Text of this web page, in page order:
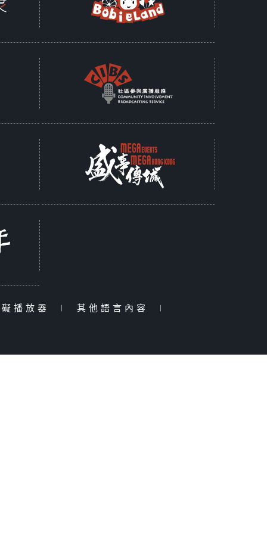
播放器 | 其他語言內容 |